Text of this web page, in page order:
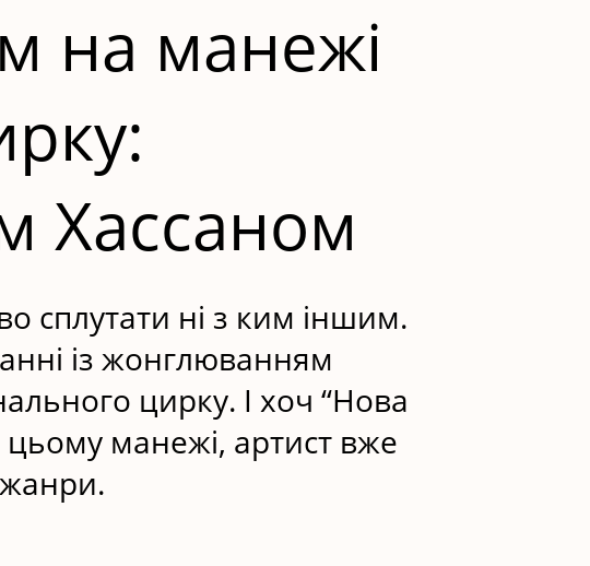
на манежі
Хассаном
сплутати ні з ким іншим.
із жонглюванням
цирку. І хоч “Нова
манежі, артист вже